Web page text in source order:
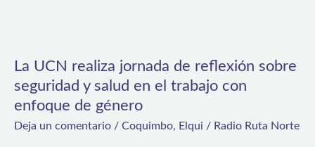
La UCN realiza jornada de reflexión sobre
seguridad y salud en el trabajo con
enfoque de género
Deja un comentario / Coquimbo, Elqui / Radio Ruta Norte
realiza
jornada